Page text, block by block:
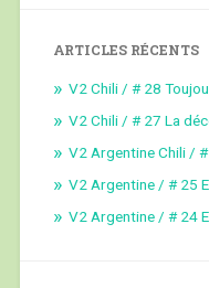
ARTICLES RÉCENTS
V2 Chili / # 28
V2 Chili / # 27 La
V2 Argentine Chili /
V2 Argentine / # 25
V2 Argentine / # 24